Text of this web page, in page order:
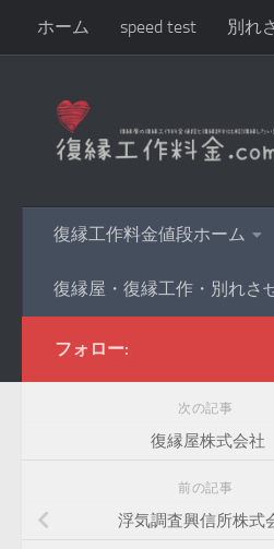
ホーム speed test 別れ
復縁屋の復縁工作料金と復
復縁工作料金値段ホーム
復縁屋・復縁工作・別れさ
フォロー:
次の記事
復縁屋株式会社
前の記事
浮気調査興信所株式